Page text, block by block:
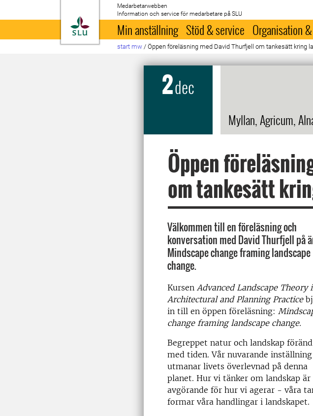
Till startsida
Medarbetarwebben
Information och service för medarbetare på SLU
Min anställning Stöd & service Organisation
start mw / Öppen föreläsning med David Thurfjell om tankesätt kring
2dec
Myllan, Agricum,
Öppen
om tankesätt
Välkommen till en föreläsning och
konversation med David Thurfjell på
Mindscape change framing landscape
change.
Kursen Advanced Landscape Theory
Architectural and Planning Practice
in till en öppen föreläsning:
change framing landscape change.
Begreppet natur och landskap
med tiden. Vår nuvarande inställning
utmanar livets överlevnad på denna
planet. Hur vi tänker om landskap är
avgörande för hur vi agerar - våra
formar våra handlingar i landskapet.